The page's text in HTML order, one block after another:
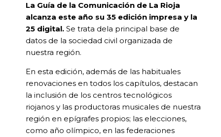
La Guía de la Comunicación de La Rioja
alcanza este año su 35 edición impresa y la
25 digital.Se trata dela principal base de
datos de la sociedad civil organizada de
nuestra región.
En esta edición, además de las habituales
renovaciones en todos los capítulos, destacan
la inclusión de los centros tecnológicos
riojanos y las productoras musicales de nuestra
región en epígrafes propios; las elecciones,
como año olímpico, en las federaciones